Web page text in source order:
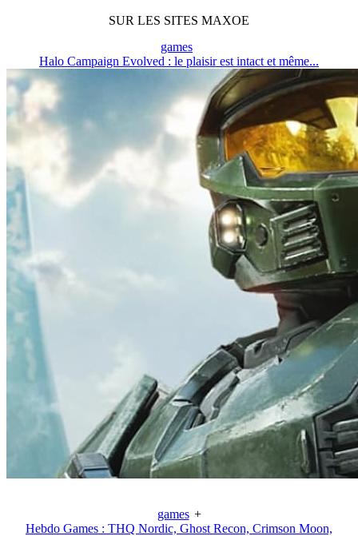
SUR LES SITES MAXOE
games
Halo Campaign Evolved : le plaisir est intact et même...
games +
Hebdo Games : THQ Nordic, Ghost Recon, Crimson Moon,